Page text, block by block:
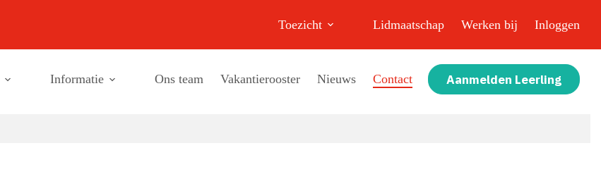
Toezicht Lidmaatschap Werken bij Inloggen
Informatie Ons team Vakantierooster Nieuws Contact Aanmelden Leerling